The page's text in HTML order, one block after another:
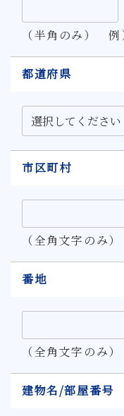
（半角のみ）
都道府県
市区町村
（全角文字の
番地
（全角文字の
建物名/部屋番号